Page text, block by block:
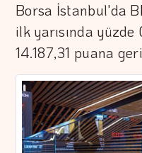
Borsa İstanbul'da
ilk yarısında
14.187,31 puana